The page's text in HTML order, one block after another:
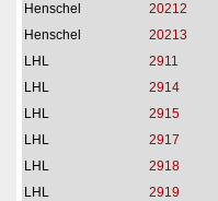
Henschel
20212
Henschel
20213
LHL
2911
LHL
2914
LHL
2915
LHL
2917
LHL
2918
LHL
2919